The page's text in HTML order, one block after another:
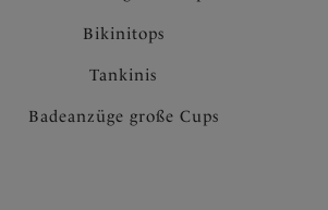
Bikinitops
Tankinis
Badeanzüge große Cups